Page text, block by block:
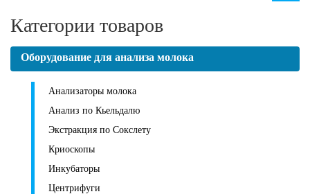
Категории товаров
Оборудование для анализа молока
Анализаторы молока
Анализ по Кьельдалю
Экстракция по Сокслету
Криоскопы
Инкубаторы
Центрифуги